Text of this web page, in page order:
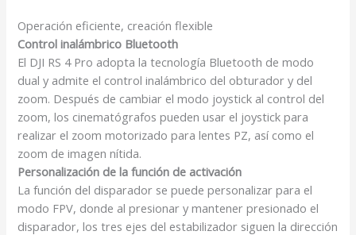
Operación eficiente, creación flexible
Control inalámbrico Bluetooth
El DJI RS 4 Pro adopta la tecnología Bluetooth de modo
dual y admite el control inalámbrico del obturador y del
zoom. Después de cambiar el modo joystick al control del
zoom, los cinematógrafos pueden usar el joystick para
realizar el zoom motorizado para lentes PZ, así como el
zoom de imagen nítida.
Personalización de la función de activación
La función del disparador se puede personalizar para el
modo FPV, donde al presionar y mantener presionado el
disparador, los tres ejes del estabilizador siguen la dirección